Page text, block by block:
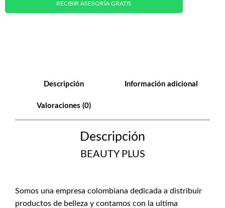
RECIBIR ASESORÍA GRATIS
Descripción Información adicional
Valoraciones (0)
Descripción
BEAUTY PLUS
Somos una empresa colombiana dedicada a distribuir
productos de belleza y contamos con la ultima